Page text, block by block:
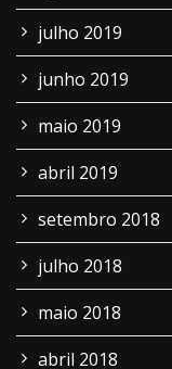
julho 2019
junho 2019
maio 2019
abril 2019
setembro 2018
julho 2018
maio 2018
abril 2018